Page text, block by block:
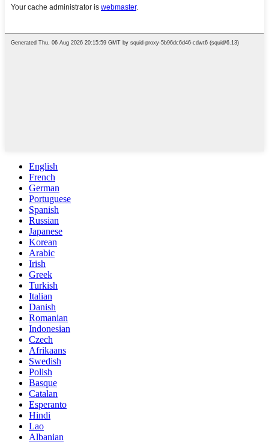
English
French
German
Portuguese
Spanish
Russian
Japanese
Korean
Arabic
Irish
Greek
Turkish
Italian
Danish
Romanian
Indonesian
Czech
Afrikaans
Swedish
Polish
Basque
Catalan
Esperanto
Hindi
Lao
Albanian